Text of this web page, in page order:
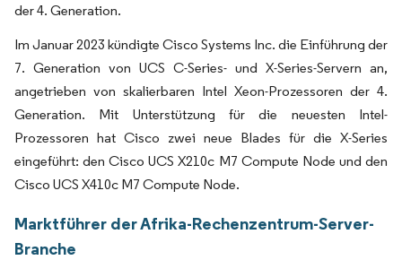
der 4. Generation.
Im Januar 2023 kündigte Cisco Systems Inc. die Einführung der
7. Generation von UCS C-Series- und X-Series-Servern an,
angetrieben von skalierbaren Intel Xeon-Prozessoren der 4.
Generation. Mit Unterstützung für die neuesten Intel-
Prozessoren hat Cisco zwei neue Blades für die X-Series
eingeführt: den Cisco UCS X210c M7 Compute Node und den
Cisco UCS X410c M7 Compute Node.
Marktführer der Afrika-Rechenzentrum-Server-
Branche